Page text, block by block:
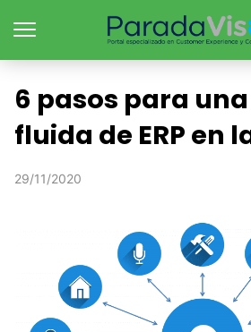
6 pasos para
fluida de ERP en
29/11/2020